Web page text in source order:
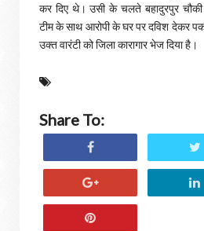
कर दिए थे। उसी के चलते बहादुरपुर चौकी
टीम के साथ आरोपी के घर पर दविश देकर
उक्त वारंटी को जिला कारागार भेज दिया है।
Share To: